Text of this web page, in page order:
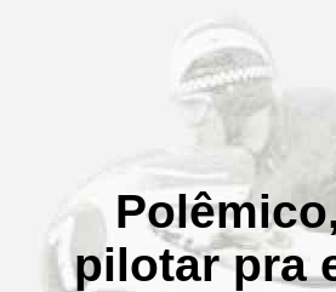
pilotar pra